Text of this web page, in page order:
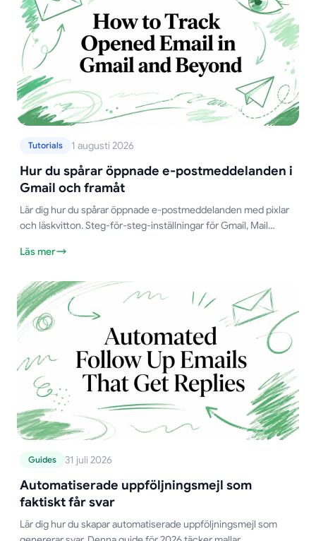
Tutorials 1 augusti 2026
Hur du spårar öppnade e-postmeddelanden i
Gmail och framåt
Lär dig hur du spårar öppnade e-postmeddelanden med pixlar
och läskvitton. Steg-för-steg-inställningar för Gmail, Mail
Läs mer
Guides 31 juli 2026
Automatiserade uppföljningsmejl som
faktiskt får svar
Lär dig hur du skapar automatiserade uppföljningsmejl som